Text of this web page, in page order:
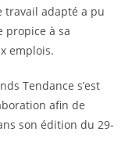
travail adapté a pu
propice à sa
emplois.
Tendance s’est
afin de
son édition du 29-